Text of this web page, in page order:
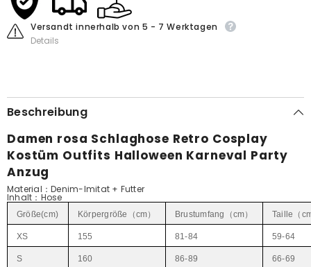
Versandt innerhalb von 5 - 7 Werktagen
Details
Beschreibung
Damen rosa Schlaghose Retro Cosplay
Kostüm Outfits Halloween Karneval Party
Anzug
Material：Denim-Imitat + Futter
Inhalt ：Hose
Größe(cm) Körpergröße（cm） Brustumfang（cm） Taille（
XS 155 81-84 59-64
S 160 86-89 66-69